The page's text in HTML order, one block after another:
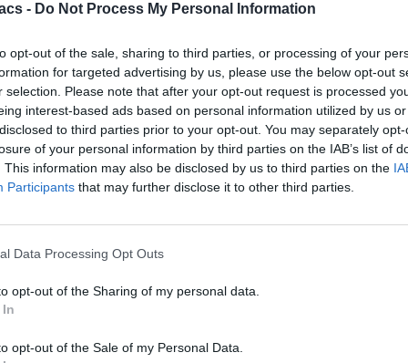
- Do Not Process My Personal Information
opt-out of the sale, sharing to third parties, or processing of your
for targeted advertising by us, please use the below opt-out
selection. Please note that after your opt-out request is processed
interest-based ads based on personal information utilized by us
to third parties prior to your opt-out. You may separately
of your personal information by third parties on the IAB’s list of
This information may also be disclosed by us to third parties on the
Participants that may further disclose it to other third parties.
Data Processing Opt Outs
opt-out of the Sharing of my personal data.
opt-out of the Sale of my Personal Data.
Τιμολογιακά η συσκευή κυκλοφορεί στα $280 και μέχρι στιγμής
δεν έχουμε κάποια ενημέρωση για κυκλοφορία στην Ευρώπη.
Πηγή:Samsung Vietnam
Ακολουθήστε μας
Ακολουθήστε το Techmaniacs.gr στο Google News για να